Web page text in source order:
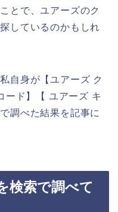
とで、ユアーズのク
しているのかもしれ
自身が【ユアーズ ク
ード】【 ユアーズ キ
調べた結果を記事に
検索で調べて